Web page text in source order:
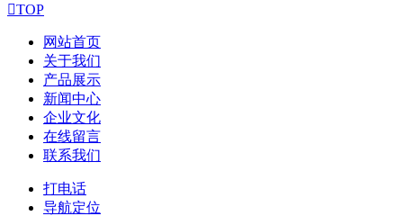
TOP
网站首页
关于我们
产品展示
新闻中心
企业文化
在线留言
联系我们
打电话
导航定位